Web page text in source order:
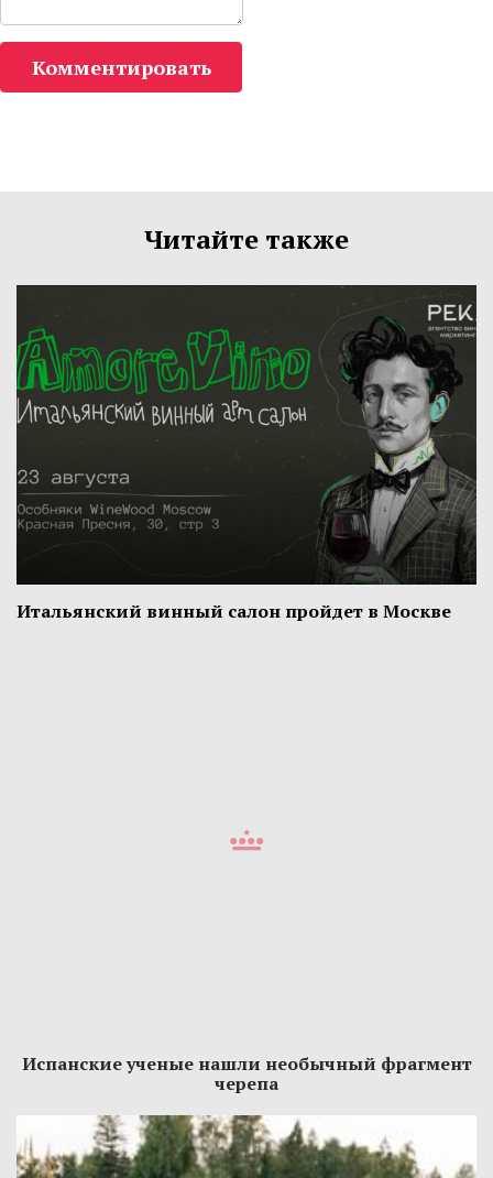
Комментировать
Читайте также
Итальянский винный салон пройдет в Москве
Испанские ученые нашли необычный фрагмент
черепа